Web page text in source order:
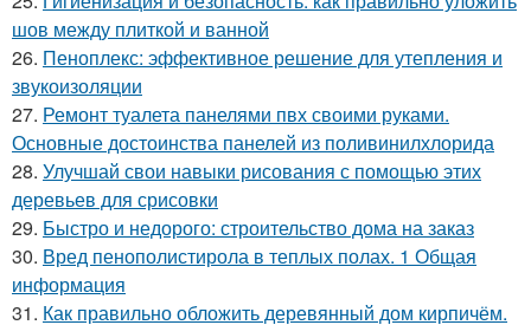
шов между плиткой и ванной
26. Пеноплекс: эффективное решение для утепления и
звукоизоляции
27. Ремонт туалета панелями пвх своими руками.
Основные достоинства панелей из поливинилхлорида
28. Улучшай свои навыки рисования с помощью этих
деревьев для срисовки
29. Быстро и недорого: строительство дома на заказ
30. Вред пенополистирола в теплых полах. 1 Общая
информация
31. Как правильно обложить деревянный дом кирпичём.